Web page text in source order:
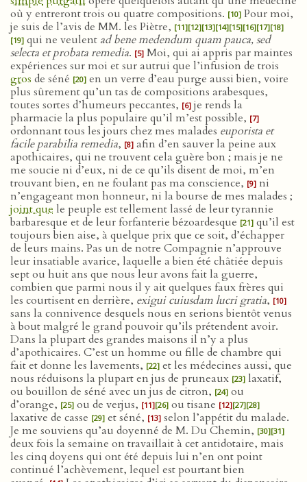
où y entreront trois ou quatre compositions. [10] Pour moi,
je suis de l’avis de MM. les Piètre, [11][12][13][14][15][16][17][18]
[19] qui ne veulent ad bene medendum quam pauca, sed
selecta et probata remedia. [5] Moi, qui ai appris par maintes
expériences sur moi et sur autrui que l’infusion de trois
gros de séné [20] en un verre d’eau purge aussi bien, voire
plus sûrement qu’un tas de compositions arabesques,
toutes sortes d’humeurs peccantes, [6] je rends la
pharmacie la plus populaire qu’il m’est possible, [7]
ordonnant tous les jours chez mes malades euporista et
facile parabilia remedia, [8] afin d’en sauver la peine aux
apothicaires, qui ne trouvent cela guère bon ; mais je ne
me soucie ni d’eux, ni de ce qu’ils disent de moi, m’en
trouvant bien, en ne foulant pas ma conscience, [9] ni
n’engageant mon honneur, ni la bourse de mes malades ;
joint que le peuple est tellement lassé de leur tyrannie
barbaresque et de leur forfanterie bézoardesque [21] qu’il est
toujours bien aise, à quelque prix que ce soit, d’échapper
de leurs mains. Pas un de notre Compagnie n’approuve
leur insatiable avarice, laquelle a bien été châtiée depuis
sept ou huit ans que nous leur avons fait la guerre,
combien que parmi nous il y ait quelques faux frères qui
les courtisent en derrière, exigui cuiusdam lucri gratia, [10]
sans la connivence desquels nous en serions bientôt venus
à bout malgré le grand pouvoir qu’ils prétendent avoir.
Dans la plupart des grandes maisons il n’y a plus
d’apothicaires. C’est un homme ou fille de chambre qui
fait et donne les lavements, [22] et les médecines aussi, que
nous réduisons la plupart en jus de pruneaux [23] laxatif,
ou bouillon de séné avec un jus de citron, [24] ou
d’orange, [25] ou de verjus, [11][26] ou tisane [12][27][28]
laxative de casse [29] et séné, [13] selon l’appétit du malade.
Je me souviens qu’au doyenné de M. Du Chemin, [30][31]
deux fois la semaine on travaillait à cet antidotaire, mais
les cinq doyens qui ont été depuis lui n’en ont point
continué l’achèvement, lequel est pourtant bien